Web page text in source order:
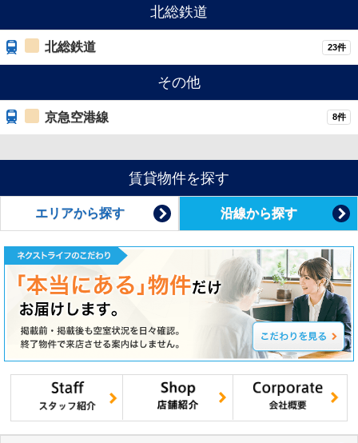
北総鉄道
北総鉄道 23件
その他
京急空港線 8件
賃貸物件を探す
エリアから探す 沿線から探す